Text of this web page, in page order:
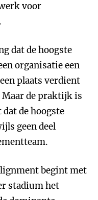
voor
dat de hoogste
organisatie een
plaats verdient
de praktijk is
de hoogste
geen deel
begint met
stadium het